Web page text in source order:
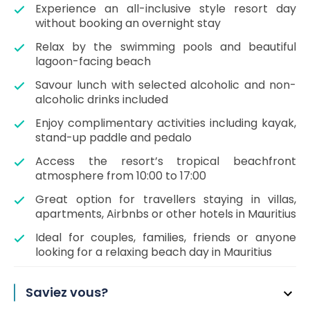
Experience an all-inclusive style resort day
without booking an overnight stay
Relax by the swimming pools and beautiful
lagoon-facing beach
Savour lunch with selected alcoholic and non-
alcoholic drinks included
Enjoy complimentary activities including kayak,
stand-up paddle and pedalo
Access the resort’s tropical beachfront
atmosphere from 10:00 to 17:00
Great option for travellers staying in villas,
apartments, Airbnbs or other hotels in Mauritius
Ideal for couples, families, friends or anyone
looking for a relaxing beach day in Mauritius
Saviez vous?